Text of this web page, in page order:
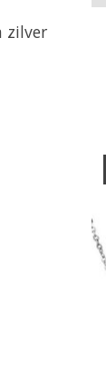
zilver